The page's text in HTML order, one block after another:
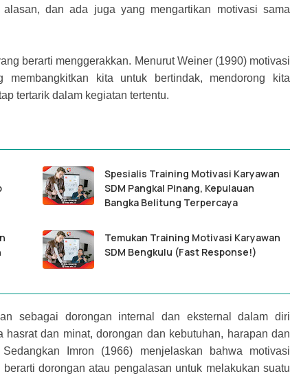
dan ada juga yang mengartikan motivasi sama
berarti menggerakkan. Menurut Weiner (1990) motivasi
kita untuk bertindak, mendorong kita
tertarik dalam kegiatan tertentu.
Spesialis Training Motivasi Karyawan
SDM Pangkal Pinang, Kepulauan
Bangka Belitung Terpercaya
Temukan Training Motivasi Karyawan
SDM Bengkulu (Fast Response!)
sebagai dorongan internal dan eksternal dalam diri
dan minat, dorongan dan kebutuhan, harapan dan
Imron (1966) menjelaskan bahwa motivasi
dorongan atau pengalasan untuk melakukan suatu